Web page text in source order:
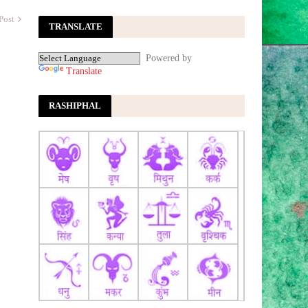
वालों का सम्मान बढ़ेगा, जानें क्या कहती है आपकी
राशि Aaj Tak News
6 अगस्त का टैरो राशिफल: कुंभ राशि वालों को
प्रमोशन और धनु राशि के लोगों को नई नौकरी के
मौके मिलेंगे
सावन गुरुवार का राशिफल: 6 अगस्त को चमकेगी
इन राशियों की किस्मत, पढ़ें मेष से मीन तक का
वृश्चिक राशि का आज का राशिफल - Vrishchik
Rashi Ka Aaj Ka Rashifal | 06 अगस्त
2026 - Scorpio Horoscope
Today Jansatta
लखनऊ-कानपुर एक्सप्रेसवे पर नहीं लगेगा टोल,
बार-बार धंसने के बाद NHAI ने लिया बड़ा फैसला-
जानें पूरा मामला - India TV Hindi
लखनऊ-कानपुर एक्सप्रेसवे पर नहीं लगेगा टोल,
बार-बार धंसने के बाद NHAI ने लिया बड़ा
फैसला- जानें पूरा मामला
India TV Hindi
TRANSLATE
Powered by
Translate
RASHIPHAL